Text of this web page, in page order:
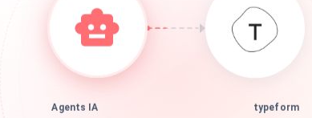
Agents IA typeform